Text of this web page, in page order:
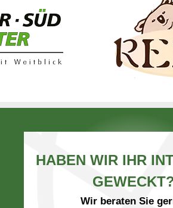
HABEN WIR IHR
Wir beraten Sie